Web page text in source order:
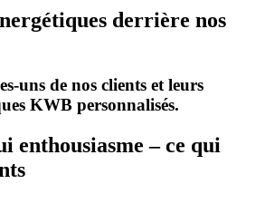
derrière nos
uns de nos clients et leurs
KWB personnalisés.
enthousiasme – ce qui